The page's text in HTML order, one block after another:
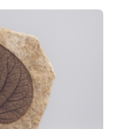
Prof. Dr. Ralf Erdmann
nun einen bislang
des
in der Bäckerhefe
der für die
entscheidend ist. Die
in der